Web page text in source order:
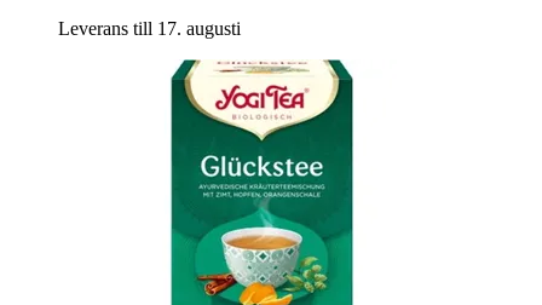
Leverans till 17. augusti